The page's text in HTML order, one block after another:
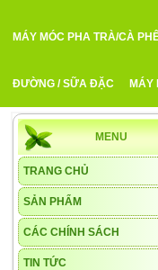
MÁY MÓC PHA TRÀ/CÀ
ĐƯỜNG / SỮA ĐẶC MÁY
MENU
TRANG CHỦ
SẢN PHẨM
CÁC CHÍNH SÁCH
TIN TỨC